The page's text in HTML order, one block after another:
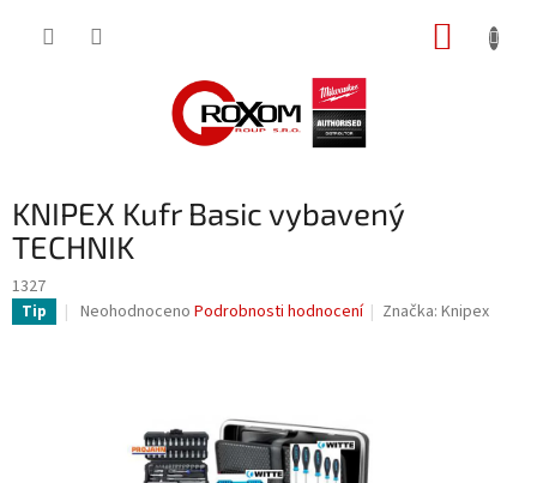
KNIPEX Kufr Basic vybavený
TECHNIK
1327
Tip
Průměrné
hvězdiček.
Neohodnoceno Podrobnosti hodnocení Značka:Knipex